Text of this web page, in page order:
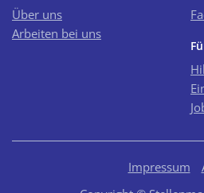
Über uns
Arbeiten bei uns
Impressum